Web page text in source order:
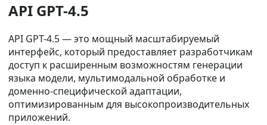
API GPT-4.5
API GPT-4.5 — это мощный масштабируемый
интерфейс, который предоставляет разработчикам
доступ к расширенным возможностям генерации
языка модели, мультимодальной обработке и
доменно-специфической адаптации,
оптимизированным для высокопроизводительных
приложений.